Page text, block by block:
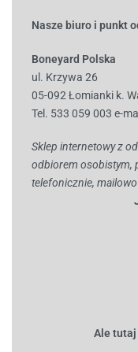
Nasze biuro i punkt
Boneyard Polska
ul. Krzywa 26
05-092 Łomianki k.
Tel. 533 059 003 e-
Sklep internetowy z
odbiorem osobistym,
telefonicznie,
Ale tutaj